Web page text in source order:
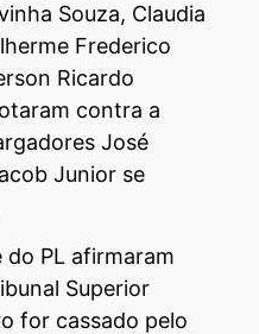
Souza, Claudia
Frederico
Ricardo
contra a
José
Junior se
do PL afirmaram
Superior
for cassado pelo